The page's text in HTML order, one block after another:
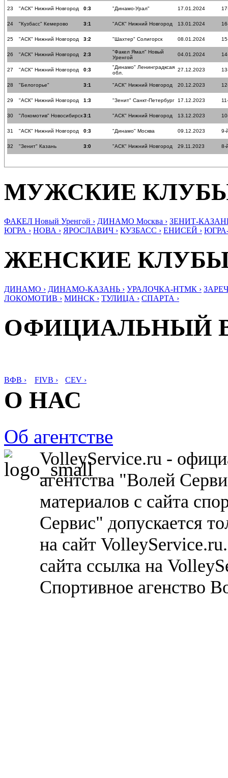
23 "АСК" Нижний Новгород 0:3 "Динамо-Урал" 17.01.2024
24 "Кузбасс" Кемерово 3:1 "АСК" Нижний Новгород 13.01.2024
25 "АСК" Нижний Новгород 3:2 "Шахтер" Солигорск 08.01.2024
26 "АСК" Нижний Новгород 2:3
"Факел Ямал" Новый
Уренгой
04.01.2024
27 "АСК" Нижний Новгород 0:3
"Динамо" Ленинградксая
обл.
27.12.2023
28 "Белогорье" 3:1 "АСК" Нижний Новгород 20.12.2023
29 "АСК" Нижний Новгород 1:3 "Зенит" Санкт-Петербург 17.12.2023
30 "Локомотив" Новосибирск3:1 "АСК" Нижний Новгород 13.12.2023
31 "АСК" Нижний Новгород 0:3 "Динамо" Москва 09.12.2023 9-
32 "Зенит" Казань 3:0 "АСК" Нижний Новгород 29.11.2023 8-
МУЖСКИЕ
ФАКЕЛ Новый Уренгой › ДИНАМО Москва › ЗЕНИТ-
ЮГРА › НОВА › ЯРОСЛАВИЧ › КУЗБАСС › ЕНИСЕЙ ›
ЖЕНСКИЕ
ДИНАМО › ДИНАМО-КАЗАНЬ › УРАЛОЧКА-НТМК ›
ЛОКОМОТИВ › МИНСК › ТУЛИЦА › СПАРТА ›
ОФИЦИАЛЬНЫЙ
ВФВ › FIVB › CEV ›
О НАС
Об агентстве
VolleyService.ru -
агентства "Волей
материалов с сайта
Сервис" допускается
на сайт
сайта ссылка на
Спортивное агенство